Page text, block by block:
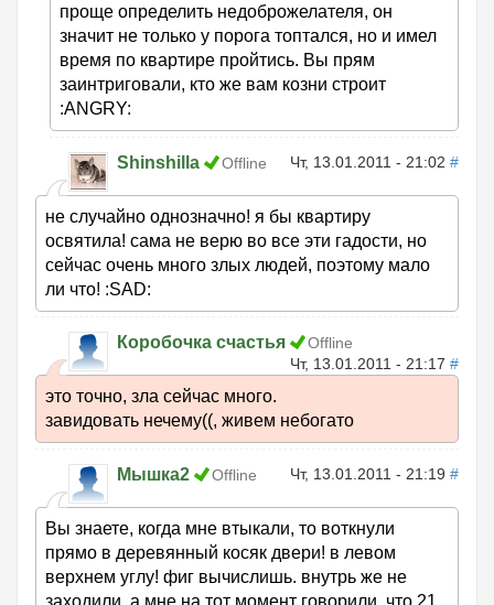
проще определить недоброжелателя, он
значит не только у порога топтался, но и имел
время по квартире пройтись. Вы прям
заинтриговали, кто же вам козни строит
:ANGRY:
Shinshilla Offline Чт, 13.01.2011 - 21:02 #
не случайно однозначно! я бы квартиру
освятила! сама не верю во все эти гадости, но
сейчас очень много злых людей, поэтому мало
ли что! :SAD:
Коробочка счастья
Offline
Чт, 13.01.2011 - 21:17 #
это точно, зла сейчас много.
завидовать нечему((, живем небогато
Мышка2 Offline Чт, 13.01.2011 - 21:19 #
Вы знаете, когда мне втыкали, то воткнули
прямо в деревянный косяк двери! в левом
верхнем углу! фиг вычислишь. внутрь же не
заходили. а мне на тот момент говорили, что 21